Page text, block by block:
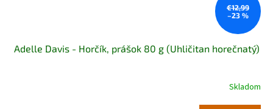
€12,99
–23 %
Adelle Davis - Horčík, prášok 80 g (Uhličitan horečnatý)
Skladom